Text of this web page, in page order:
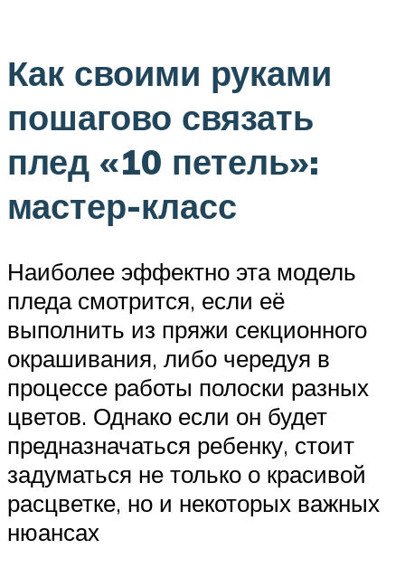
Как своими руками
пошагово связать
плед «10 петель»:
мастер-класс
Наиболее эффектно эта модель
пледа смотрится, если её
выполнить из пряжи секционного
окрашивания, либо чередуя в
процессе работы полоски разных
цветов. Однако если он будет
предназначаться ребенку, стоит
задуматься не только о красивой
расцветке, но и некоторых важных
нюансах